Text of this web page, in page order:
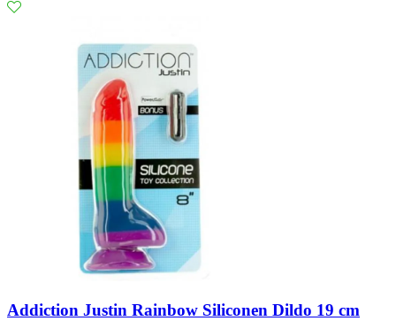
Addiction Justin Rainbow Siliconen Dildo 19 cm